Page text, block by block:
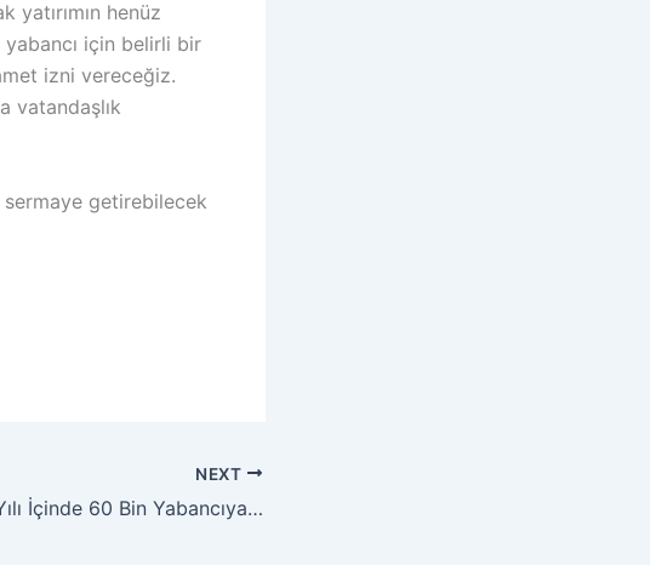
yatırımın henüz
için belirli bir
izni vereceğiz.
vatandaşlık
sermaye getirebilecek
NEXT
2016 Yılı İçinde 60 Bin Yabancıya Çalışma İzni Verildi